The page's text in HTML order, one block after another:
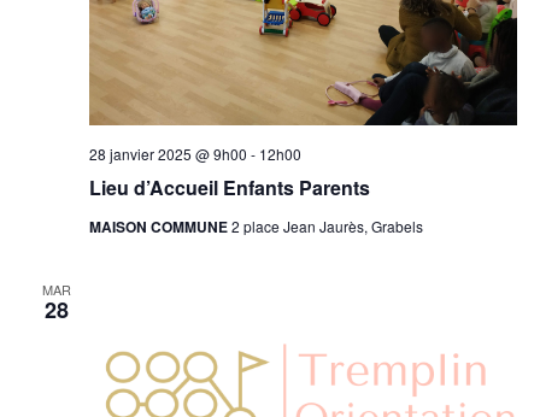
Lieu d’Accueil Enfants Parents
28 janvier 2025 @ 9h00 - 12h00
MAISON COMMUNE2 place Jean Jaurès, Grabels
MAR
28